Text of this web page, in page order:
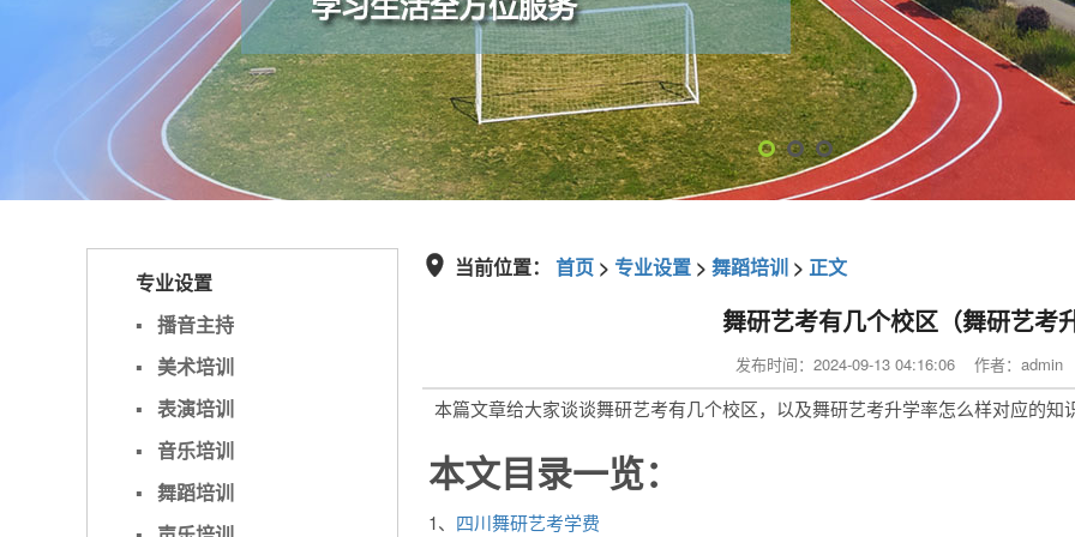
专业设置
▪ 播音主持
▪
美术培训
▪ 表演培训
▪
音乐培训
▪ 舞蹈培训
 当前位置： 首页 > 专业设置 > 舞蹈培训 > 正文
舞研艺考有几个校区（舞研艺考
发布时间：2024-09-13 04:16:06 作者：admin
本篇文章给大家谈谈舞研艺考有几个校区，以及舞研艺考升学率怎么样对应的
本文目录一览：
1、 四川舞研艺考学费